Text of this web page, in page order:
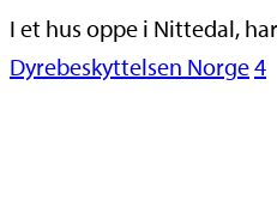
I et hus oppe i Nittedal,
Dyrebeskyttelsen Norge4